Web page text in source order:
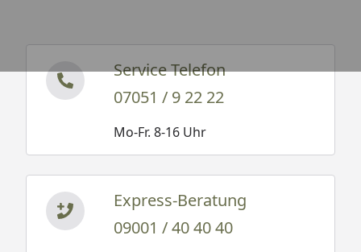
Service Telefon
07051 / 9 22 22
Mo-Fr. 8-16 Uhr
Express-Beratung
09001 / 40 40 40